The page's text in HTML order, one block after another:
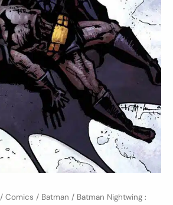
/ Comics / Batman / Batman Nightwing :